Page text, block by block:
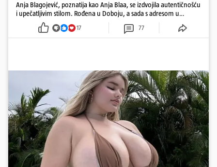
Anja Blagojević, poznatija kao Anja Blaa, se izdvojila autentičnošću
i upečatljivim stilom. Rođena u Doboju, a sada s adresom u
Dubaiju, Anja je spoj glamura, discipline i mladenačke energije
17 77